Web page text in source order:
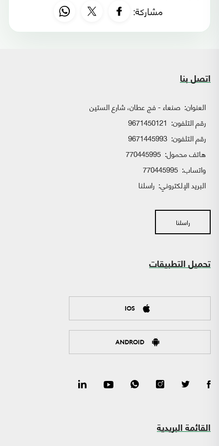
مشاركة:
اتصل بنا
العنوان: صنعاء - فج عطان، شارع الستين
رقم التلفون: 9671450121
رقم التلفون: 9671445993
هاتف محمول: 770445995
واتساب:
البريد الإلكتروني: راسلنا
راسلنا
تحميل التطبيقات
IOS
ANDROID
القائمة البريدية